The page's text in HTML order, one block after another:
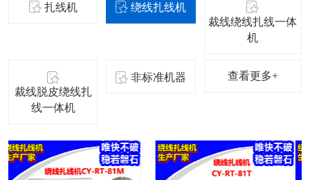
扎线机
绕线扎线机
裁线绕线扎线一体
机
裁线脱皮绕线扎
线一体机
非标准机器 查看更多+